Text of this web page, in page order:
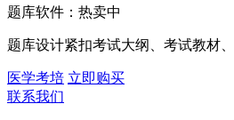
题库软件：热卖中
题库设计紧扣考试大纲、考试教材
医学考培 立即购买
联系我们